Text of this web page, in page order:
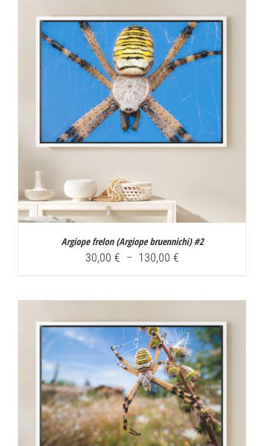
à
130,00 €
Argiope frelon (Argiope bruennichi) #2
30,00 € – 130,00 €Plage
à
130,00 €